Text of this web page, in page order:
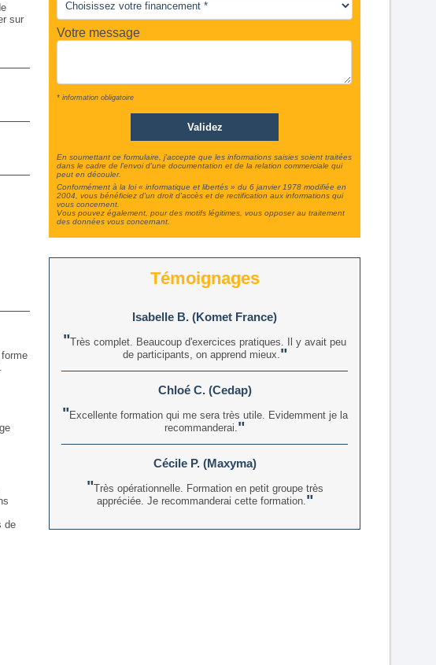
sur
de
Votre message
* information obligatoire
En soumettant ce formulaire, j'accepte que les informations saisies soient traitées
dans le cadre de l'envoi d'une documentation et de la relation commerciale qui
peut en découler.
Conformément à la loi « informatique et libertés » du 6 janvier 1978 modifiée en
2004, vous bénéficiez d'un droit d'accès et de rectification aux informations qui
vous concernent.
Vous pouvez également, pour des motifs légitimes, vous opposer au traitement
des données vous concernant.
Témoignages
Isabelle B. (Komet France)
Très complet. Beaucoup d'exercices pratiques. Il y avait peu
de participants, on apprend mieux.
Chloé C. (Cedap)
Excellente formation qui me sera très utile. Evidemment je la
recommanderai.
Cécile P. (Maxyma)
Très opérationnelle. Formation en petit groupe très
appréciée. Je recommanderai cette formation.